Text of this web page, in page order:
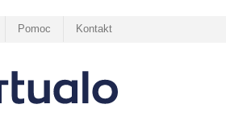
Pomoc Kontakt